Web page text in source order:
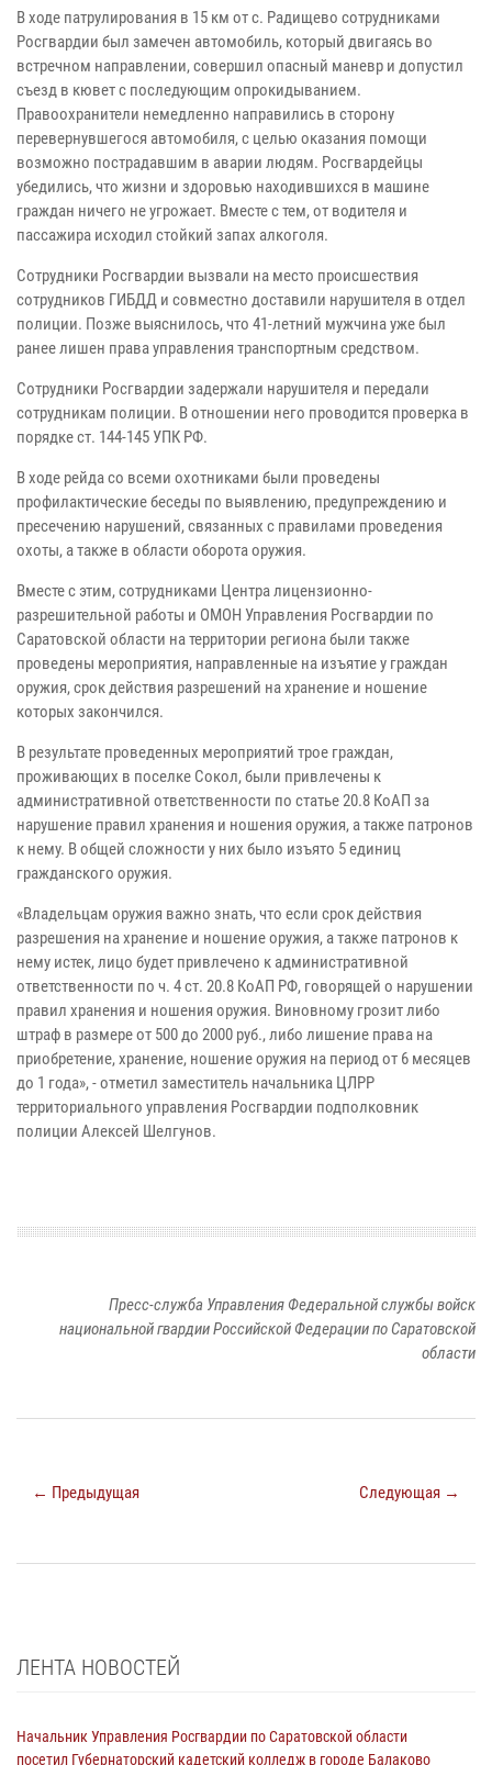
В ходе патрулирования в 15 км от с. Радищево сотрудниками
Росгвардии был замечен автомобиль, который двигаясь во
встречном направлении, совершил опасный маневр и допустил
съезд в кювет с последующим опрокидыванием.
Правоохранители немедленно направились в сторону
перевернувшегося автомобиля, с целью оказания помощи
возможно пострадавшим в аварии людям. Росгвардейцы
убедились, что жизни и здоровью находившихся в машине
граждан ничего не угрожает. Вместе с тем, от водителя и
пассажира исходил стойкий запах алкоголя.
Сотрудники Росгвардии вызвали на место происшествия
сотрудников ГИБДД и совместно доставили нарушителя в отдел
полиции. Позже выяснилось, что 41-летний мужчина уже был
ранее лишен права управления транспортным средством.
Сотрудники Росгвардии задержали нарушителя и передали
сотрудникам полиции. В отношении него проводится проверка в
порядке ст. 144-145 УПК РФ.
В ходе рейда со всеми охотниками были проведены
профилактические беседы по выявлению, предупреждению и
пресечению нарушений, связанных с правилами проведения
охоты, а также в области оборота оружия.
Вместе с этим, сотрудниками Центра лицензионно-
разрешительной работы и ОМОН Управления Росгвардии по
Саратовской области на территории региона были также
проведены мероприятия, направленные на изъятие у граждан
оружия, срок действия разрешений на хранение и ношение
которых закончился.
В результате проведенных мероприятий трое граждан,
проживающих в поселке Сокол, были привлечены к
административной ответственности по статье 20.8 КоАП за
нарушение правил хранения и ношения оружия, а также патронов
к нему. В общей сложности у них было изъято 5 единиц
гражданского оружия.
«Владельцам оружия важно знать, что если срок действия
разрешения на хранение и ношение оружия, а также патронов к
нему истек, лицо будет привлечено к административной
ответственности по ч. 4 ст. 20.8 КоАП РФ, говорящей о нарушении
правил хранения и ношения оружия. Виновному грозит либо
штраф в размере от 500 до 2000 руб., либо лишение права на
приобретение, хранение, ношение оружия на период от 6 месяцев
до 1 года», - отметил заместитель начальника ЦЛРР
территориального управления Росгвардии подполковник
полиции Алексей Шелгунов.
Пресс-служба Управления Федеральной службы войск
национальной гвардии Российской Федерации по Саратовской
области
← Предыдущая Следующая →
ЛЕНТА НОВОСТЕЙ
Начальник Управления Росгвардии по Саратовской области
посетил Губернаторский кадетский колледж в городе Балаково